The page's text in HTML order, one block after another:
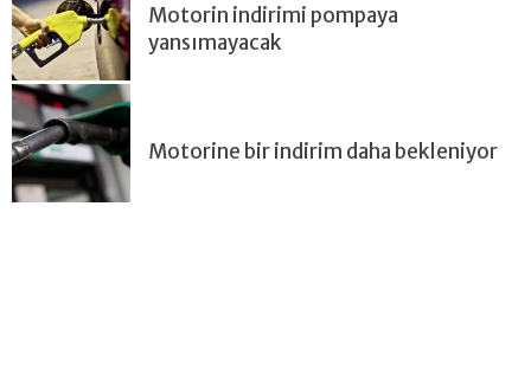
Motorin indirimi pompaya
yansımayacak
Motorine bir indirim daha bekleniyor